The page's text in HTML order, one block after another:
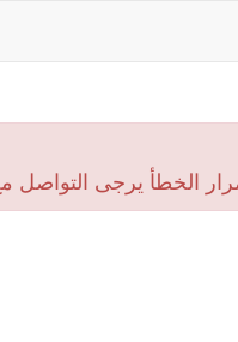
الخطأ يرجى التواصل